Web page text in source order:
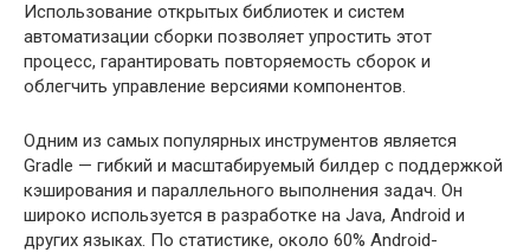
Использование открытых библиотек и систем
автоматизации сборки позволяет упростить этот
процесс, гарантировать повторяемость сборок и
облегчить управление версиями компонентов.
Одним из самых популярных инструментов является
Gradle — гибкий и масштабируемый билдер с поддержкой
кэширования и параллельного выполнения задач. Он
широко используется в разработке на Java, Android и
других языках. По статистике, около 60% Android-